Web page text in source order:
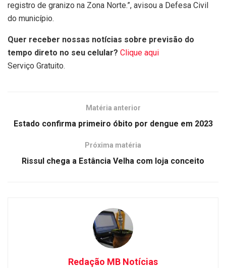
registro de granizo na Zona Norte.”, avisou a Defesa Civil
do município.
Quer receber nossas notícias sobre previsão do
tempo direto no seu celular? Clique aqui
Serviço Gratuito.
Matéria anterior
Estado confirma primeiro óbito por dengue em 2023
Próxima matéria
Rissul chega a Estância Velha com loja conceito
Redação MB Notícias